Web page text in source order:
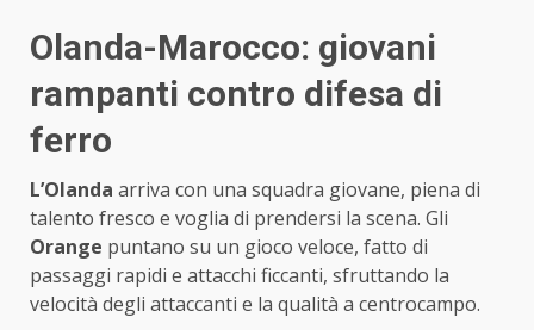
Olanda-Marocco: giovani
rampanti contro difesa di
ferro
L’Olanda arriva con una squadra giovane, piena di
talento fresco e voglia di prendersi la scena. Gli
Orange puntano su un gioco veloce, fatto di
passaggi rapidi e attacchi ficcanti, sfruttando la
velocità degli attaccanti e la qualità a centrocampo.